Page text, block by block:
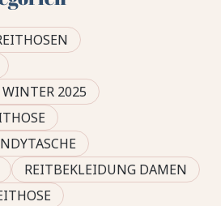
2025
REITBEKLEIDUNG DAMEN